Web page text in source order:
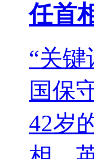
任首
“关
国保
42岁